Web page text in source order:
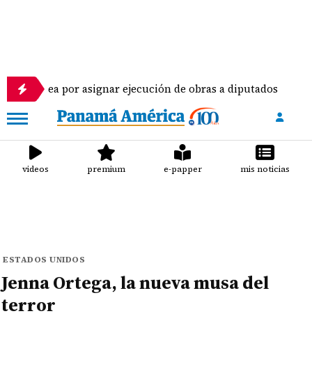
asignar ejecución de obras a diputados
videos premium e-papper mis noticias
ESTADOS UNIDOS
Jenna Ortega, la nueva musa del
terror